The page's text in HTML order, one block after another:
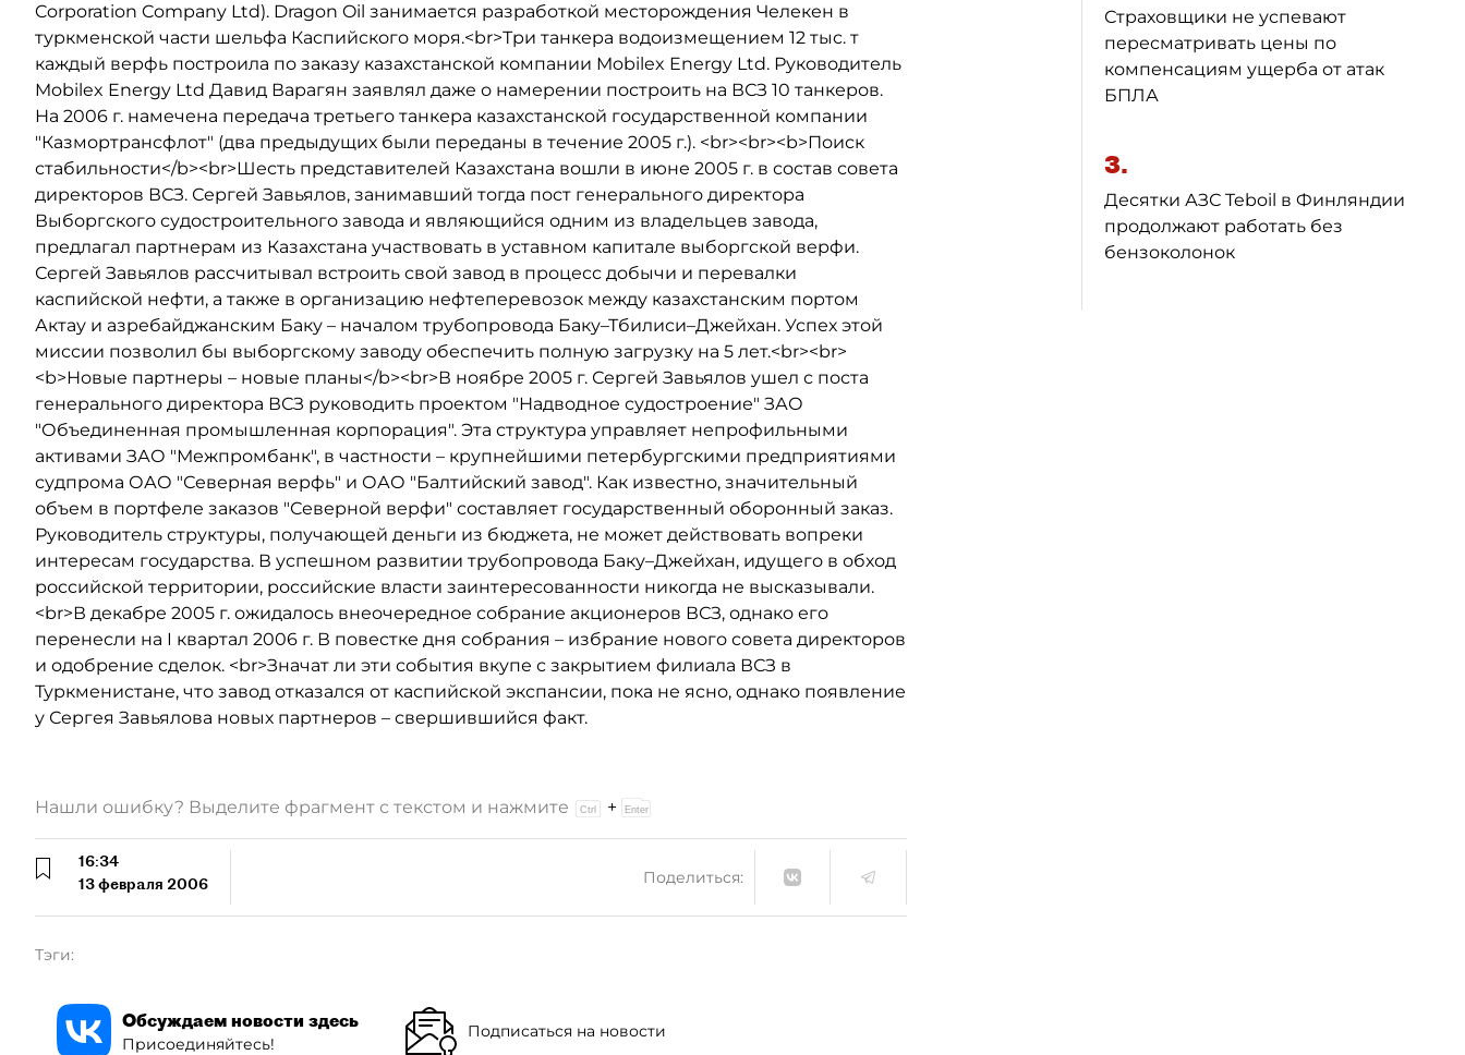
Corporation Company Ltd). Dragon Oil занимается разработкой месторождения Челекен в
туркменской части шельфа Каспийского моря.<br>Три танкера водоизмещением 12 тыс. т
каждый верфь построила по заказу казахстанской компании Mobilex Energy Ltd. Руководитель
Mobilex Energy Ltd Давид Варагян заявлял даже о намерении построить на ВСЗ 10 танкеров.
На 2006 г. намечена передача третьего танкера казахстанской государственной компании
"Казмортрансфлот" (два предыдущих были переданы в течение 2005 г.). <br><br><b>Поиск
стабильности</b><br>Шесть представителей Казахстана вошли в июне 2005 г. в состав совета
директоров ВСЗ. Сергей Завьялов, занимавший тогда пост генерального директора
Выборгского судостроительного завода и являющийся одним из владельцев завода,
предлагал партнерам из Казахстана участвовать в уставном капитале выборгской верфи.
Сергей Завьялов рассчитывал встроить свой завод в процесс добычи и перевалки
каспийской нефти, а также в организацию нефтеперевозок между казахстанским портом
Актау и азребайджанским Баку – началом трубопровода Баку–Тбилиси–Джейхан. Успех этой
миссии позволил бы выборгскому заводу обеспечить полную загрузку на 5 лет.<br><br>
<b>Новые партнеры – новые планы</b><br>В ноябре 2005 г. Сергей Завьялов ушел с поста
генерального директора ВСЗ руководить проектом "Надводное судостроение" ЗАО
"Объединенная промышленная корпорация". Эта структура управляет непрофильными
активами ЗАО "Межпромбанк", в частности – крупнейшими петербургскими предприятиями
судпрома ОАО "Северная верфь" и ОАО "Балтийский завод". Как известно, значительный
объем в портфеле заказов "Северной верфи" составляет государственный оборонный заказ.
Руководитель структуры, получающей деньги из бюджета, не может действовать вопреки
интересам государства. В успешном развитии трубопровода Баку–Джейхан, идущего в обход
российской территории, российские власти заинтересованности никогда не высказывали.
<br>В декабре 2005 г. ожидалось внеочередное собрание акционеров ВСЗ, однако его
перенесли на I квартал 2006 г. В повестке дня собрания – избрание нового совета директоров
и одобрение сделок. <br>Значат ли эти события вкупе с закрытием филиала ВСЗ в
Туркменистане, что завод отказался от каспийской экспансии, пока не ясно, однако появление
у Сергея Завьялова новых партнеров – свершившийся факт.
Страховщики не успевают
пересматривать цены по
компенсациям ущерба от атак
БПЛА
3.
Десятки АЗС Teboil в Финляндии
продолжают работать без
бензоколонок
Нашли ошибку? Выделите фрагмент с текстом и нажмите +
16:34
13 февраля 2006
Поделиться:
Тэги:
Обсуждаем новости здесь
Присоединяйтесь!
Подписаться на новости